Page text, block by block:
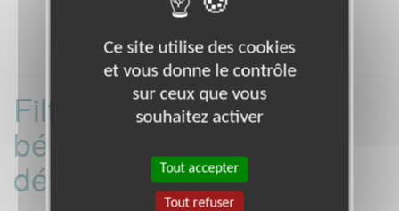
Répondeur et sur Rendez-vous
Filtrer les missions
bénévoles par
département :
Ce site utilise des cookies
et vous donne le contrôle
sur ceux que vous
souhaitez activer
Tout accepter
Tout refuser